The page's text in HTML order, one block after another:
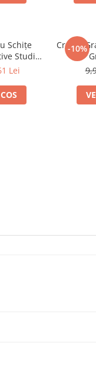
Schițe
Studio,
Lei
-10%
Creion